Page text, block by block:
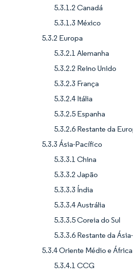
5.3.1.2 Canadá
5.3.1.3 México
5.3.2 Europa
5.3.2.1 Alemanha
5.3.2.2 Reino Unido
5.3.2.3 França
5.3.2.4 Itália
5.3.2.5 Espanha
5.3.2.6 Restante da
5.3.3 Ásia-Pacífico
5.3.3.1 China
5.3.3.2 Japão
5.3.3.3 Índia
5.3.3.4 Austrália
5.3.3.5 Coreia do Sul
5.3.3.6 Restante da
5.3.4 Oriente Médio e África
5.3.4.1 CCG